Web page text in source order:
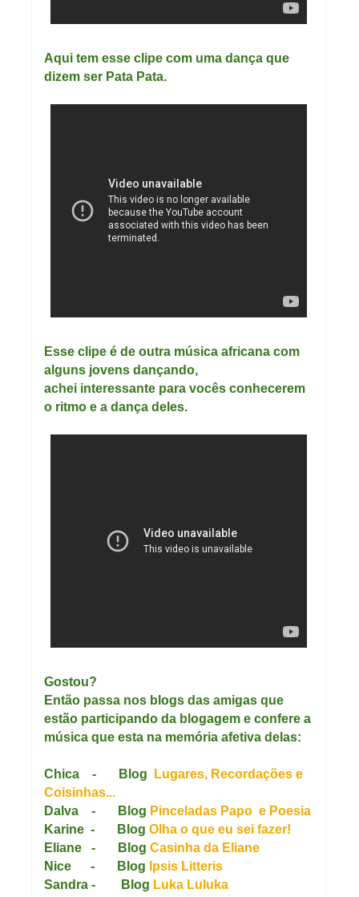
Aqui tem esse clipe com uma dança que
dizem ser Pata Pata.
Esse clipe é de outra música africana com
alguns jovens dançando,
achei interessante para vocês conhecerem
o ritmo e a dança deles.
Gostou?
Então passa nos blogs das amigas que
estão participando da blogagem e confere a
música que esta na memória afetiva delas:
Chica - Blog
Lugares, Recordações e
Coisinhas...
Dalva - Blog Pinceladas Papo e Poesia
Karine -
Blog Olha o que eu sei fazer!
Eliane - Blog Casinha da Eliane
Nice - Blog Ipsis Litteris
Sandra - Blog Luka Luluka